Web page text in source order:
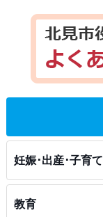
妊娠･出産･子育て
教育